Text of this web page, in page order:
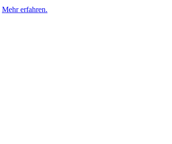
Mehr erfahren.